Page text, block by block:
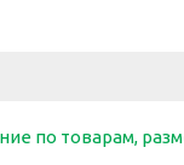
по товарам,